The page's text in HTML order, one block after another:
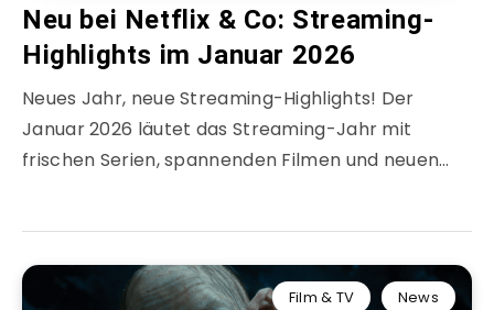
Neu bei Netflix & Co: Streaming-
Highlights im Januar 2026
Neues Jahr, neue Streaming-Highlights! Der
Januar 2026 läutet das Streaming-Jahr mit
frischen Serien, spannenden Filmen und neuen…
Film & TV News